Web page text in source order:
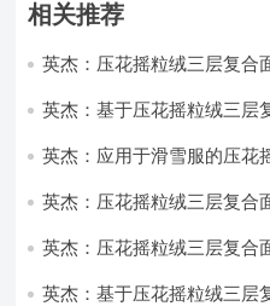
相关推荐
英杰：压花摇粒绒三层复合
英杰：基于压花摇粒绒三层
英杰：应用于滑雪服的压花
英杰：压花摇粒绒三层复合
英杰：压花摇粒绒三层复合
英杰：基于压花摇粒绒三层